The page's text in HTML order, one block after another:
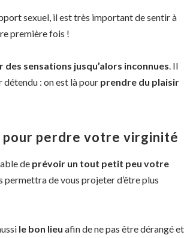
sexuel, il est très important de sentir à
première fois !
des sensations jusqu’alors inconnues. Il
détendu : on est là pour prendre du plaisir
pour perdre votre virginité
de prévoir un tout petit peu votre
permettra de vous projeter d’être plus
le bon lieu afin de ne pas être dérangé et